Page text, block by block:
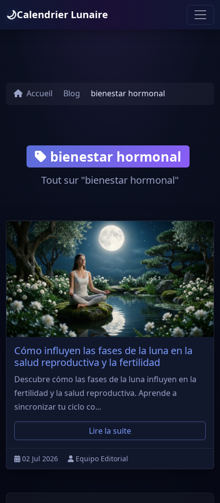
🌙Calendrier Lunaire
Accueil Blog bienestar hormonal
bienestar hormonal
Tout sur "bienestar hormonal"
Cómo influyen las fases de la luna en la
salud reproductiva y la fertilidad
Descubre cómo las fases de la luna influyen en la
fertilidad y la salud reproductiva. Aprende a
sincronizar tu ciclo co...
Lire la suite
02 Jul 2026 Equipo Editorial